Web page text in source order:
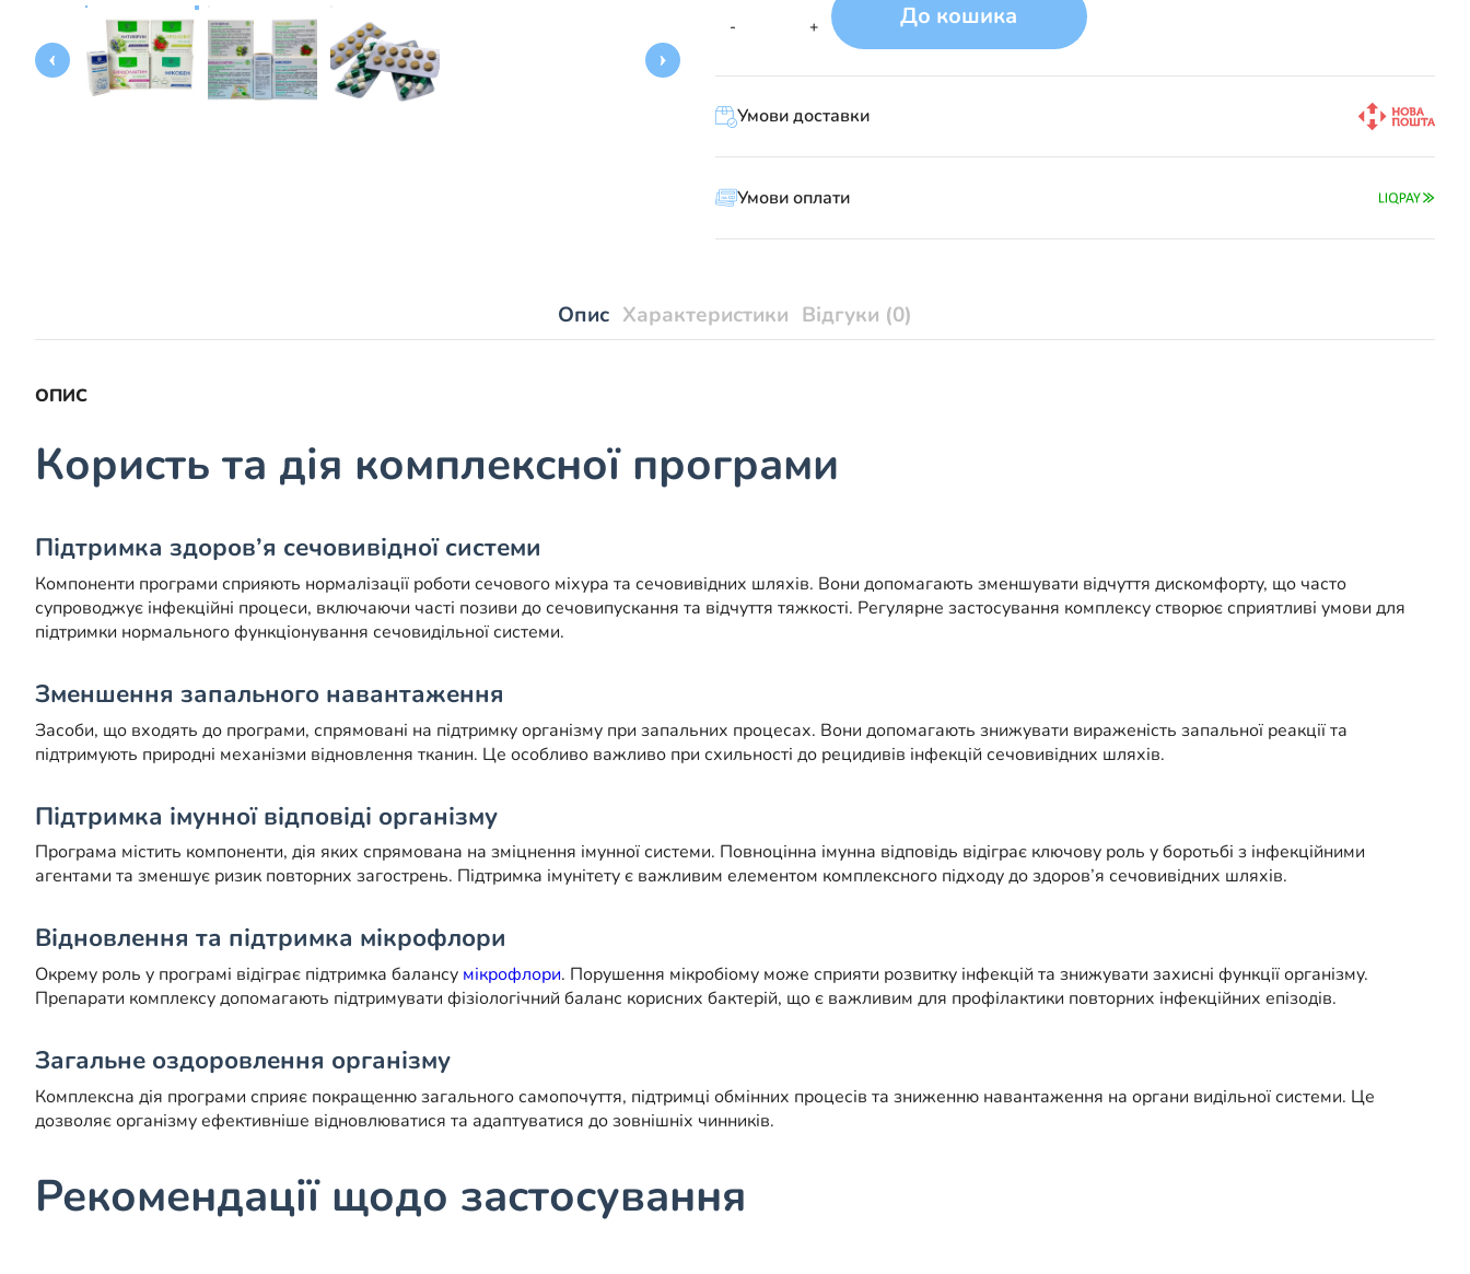
-
Рослинний
№6
курс)
шляхів»
+ До кошика
Умови доставки
Умови оплати
Опис Характеристики Відгуки (0)
ОПИС
Користь та дія комплексної програми
Підтримка здоров’я сечовивідної системи
Компоненти програми сприяють нормалізації роботи сечового міхура та сечовивідних шляхів. Вони допомагають зменшувати відчуття дискомфорту, що часто
супроводжує інфекційні процеси, включаючи часті позиви до сечовипускання та відчуття тяжкості. Регулярне застосування комплексу створює сприятливі умови для
підтримки нормального функціонування сечовидільної системи.
Зменшення запального навантаження
Засоби, що входять до програми, спрямовані на підтримку організму при запальних процесах. Вони допомагають знижувати вираженість запальної реакції та
підтримують природні механізми відновлення тканин. Це особливо важливо при схильності до рецидивів інфекцій сечовивідних шляхів.
Підтримка імунної відповіді організму
Програма містить компоненти, дія яких спрямована на зміцнення імунної системи. Повноцінна імунна відповідь відіграє ключову роль у боротьбі з інфекційними
агентами та зменшує ризик повторних загострень. Підтримка імунітету є важливим елементом комплексного підходу до здоров’я сечовивідних шляхів.
Відновлення та підтримка мікрофлори
Окрему роль у програмі відіграє підтримка балансу мікрофлори. Порушення мікробіому може сприяти розвитку інфекцій та знижувати захисні функції організму.
Препарати комплексу допомагають підтримувати фізіологічний баланс корисних бактерій, що є важливим для профілактики повторних інфекційних епізодів.
Загальне оздоровлення організму
Комплексна дія програми сприяє покращенню загального самопочуття, підтримці обмінних процесів та зниженню навантаження на органи видільної системи. Це
дозволяє організму ефективніше відновлюватися та адаптуватися до зовнішніх чинників.
Рекомендації щодо застосування